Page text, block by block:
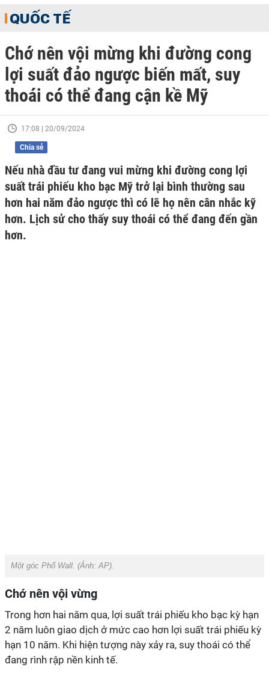
QUỐC TẾ
Chớ nên vội mừng khi đường cong
lợi suất đảo ngược biến mất, suy
thoái có thể đang cận kề Mỹ
17:08 | 20/09/2024
Chia sẻ
Nếu nhà đầu tư đang vui mừng khi đường cong lợi
suất trái phiếu kho bạc Mỹ trở lại bình thường sau
hơn hai năm đảo ngược thì có lẽ họ nên cân nhắc kỹ
hơn. Lịch sử cho thấy suy thoái có thể đang đến gần
hơn.
Một góc Phố Wall. (Ảnh:AP).
Chớ nên vội vừng
Trong hơn hai năm qua, lợi suất trái phiếu kho bạc kỳ hạn
2 năm luôn giao dịch ở mức cao hơn lợi suất trái phiếu kỳ
hạn 10 năm. Khi hiện tượng này xảy ra, suy thoái có thể
đang rình rập nền kinh tế.